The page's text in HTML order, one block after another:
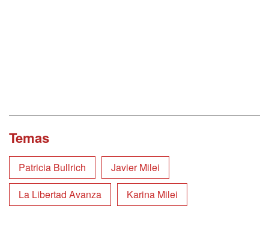
Temas
Patricia Bullrich
Javier Milei
La Libertad Avanza
Karina Milei